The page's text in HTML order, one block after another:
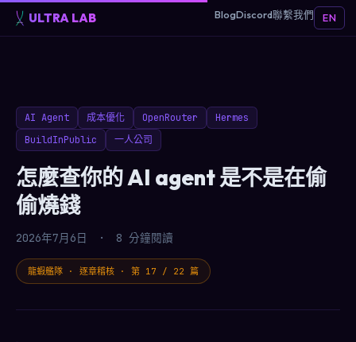
ULTRA LAB BlogDiscord聯繫我們 EN
AI Agent 成本優化 OpenRouter
Hermes
BuildInPublic
一人公司
怎麼查你的 AI agent 是不是在偷
偷燒錢
2026年7月6日 · 8 分鐘閱讀
龍蝦艦隊 · 逐章稽核 · 第 17 / 22 篇